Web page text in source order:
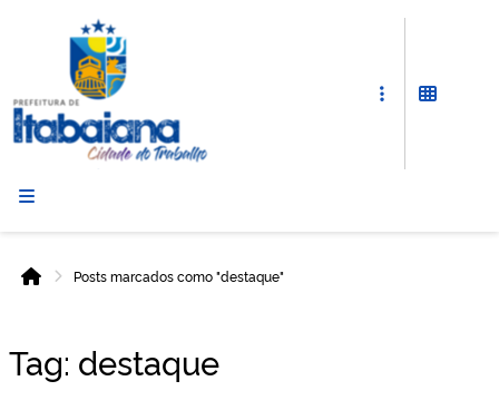
InícioPosts marcados como "destaque"
Tag: destaque